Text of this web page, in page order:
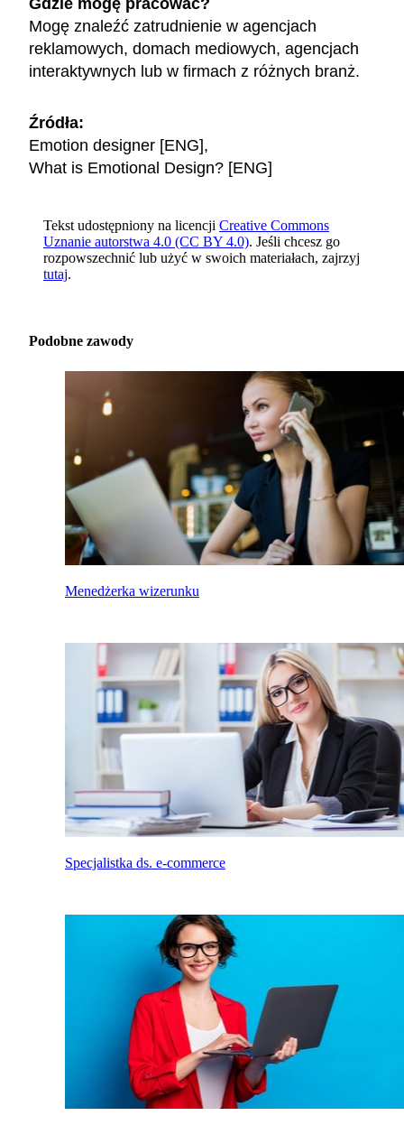
Mogę znaleźć zatrudnienie w agencjach
reklamowych, domach mediowych, agencjach
interaktywnych lub w firmach z różnych branż.
Źródła:
Emotion designer [ENG],
What is Emotional Design? [ENG]
Tekst udostępniony na licencji Creative Commons
Uznanie autorstwa 4.0 (CC BY 4.0). Jeśli chcesz go
rozpowszechnić lub użyć w swoich materiałach, zajrzyj
tutaj.
Podobne zawody
Menedżerka wizerunku
Specjalistka ds. e-commerce